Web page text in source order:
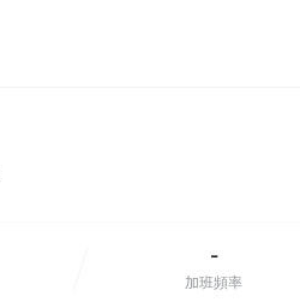
-
加班頻率